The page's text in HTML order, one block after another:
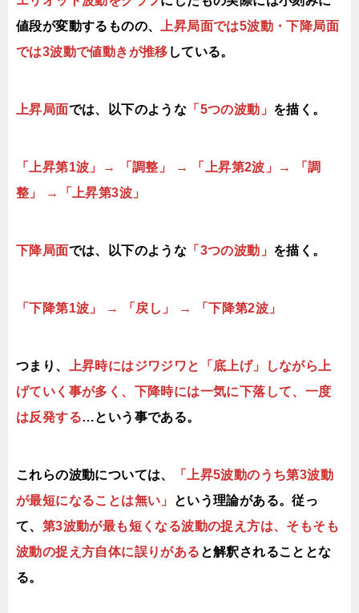
値段が変動するものの、
上昇局面では5波動・下降局面
では3波動で値動きが推移 している。
上昇局面では、以下のような 「5つの波動」 を描く。
「上昇第1波」→ 「調整」 → 「上昇第2波」→ 「調
整」 →「上昇第3波」
下降局面では、以下のような 「3つの波動」 を描く。
「下降第1波」 → 「戻し」 → 「下降第2波」
つまり、
上昇時にはジワジワと「底上げ」しながら上
げていく事が多く、下降時には一気に下落して、一度
は反発する…という事である。
これらの波動については、
「上昇5波動のうち第3波動
が最短になることは無い」
という理論がある。従っ
て、 第3波動が最も短くなる波動の捉え方は、そもそも
波動の捉え方自体に誤りがある と解釈されることとな
る。